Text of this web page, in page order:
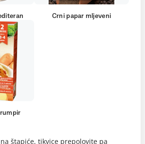
Crni papar mljeveni
štapiće, tikvice prepolovite pa